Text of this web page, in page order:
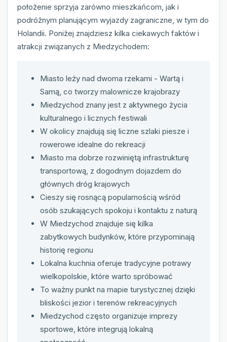
położenie sprzyja zarówno mieszkańcom, jak i
podróżnym planującym wyjazdy zagraniczne, w tym do
Holandii. Poniżej znajdziesz kilka ciekawych faktów i
atrakcji związanych z Miedzychodem:
Miasto leży nad dwoma rzekami - Wartą i
Samą, co tworzy malownicze krajobrazy
Miedzychod znany jest z aktywnego życia
kulturalnego i licznych festiwali
W okolicy znajdują się liczne szlaki piesze i
rowerowe idealne do rekreacji
Miasto ma dobrze rozwiniętą infrastrukturę
transportową, z dogodnym dojazdem do
głównych dróg krajowych
Cieszy się rosnącą popularnością wśród
osób szukających spokoju i kontaktu z naturą
W Miedzychod znajduje się kilka
zabytkowych budynków, które przypominają
historię regionu
Lokalna kuchnia oferuje tradycyjne potrawy
wielkopolskie, które warto spróbować
To ważny punkt na mapie turystycznej dzięki
bliskości jezior i terenów rekreacyjnych
Miedzychod często organizuje imprezy
sportowe, które integrują lokalną